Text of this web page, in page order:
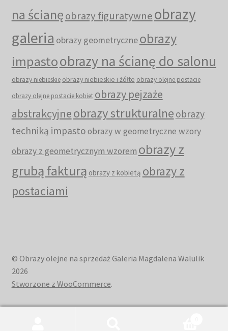
na ścianęobrazy figuratywneobrazy
galeria obrazy geometryczneobrazy
impastoobrazy na ścianę do salonu
obrazy niebieskie obrazy niebieskie i żółte obrazy olejne postacie
obrazy olejne postacie kobiet obrazy pejzaże
abstrakcyjneobrazy strukturalne obrazy
techniką impastoobrazy w geometryczne wzory
obrazy z geometrycznym wzorem obrazy z
grubą fakturą obrazy z kobietą obrazy z
postaciami
© Obrazy olejne na sprzedaż Galeria Magdalena Walulik
2026
Stworzone z WooCommerce.